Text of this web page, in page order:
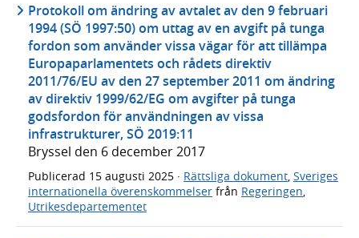
Protokoll om ändring av avtalet av den 9 februari
1994 (SÖ 1997:50) om uttag av en avgift på tunga
fordon som använder vissa vägar för att tillämpa
Europaparlamentets och rådets direktiv
2011/76/EU av den 27 september 2011 om ändring
av direktiv 1999/62/EG om avgifter på tunga
godsfordon för användningen av vissa
infrastrukturer, SÖ 2019:11
Bryssel den 6 december 2017
Publicerad 15 augusti 2025 · Rättsliga dokument Sveriges
internationella överenskommelser från Regeringen
Utrikesdepartementet